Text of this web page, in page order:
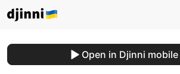
Open in Djinni